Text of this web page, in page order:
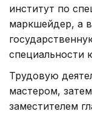
институт по
маркшейдер, а
специальности
Трудовую
мастером,
заместителем